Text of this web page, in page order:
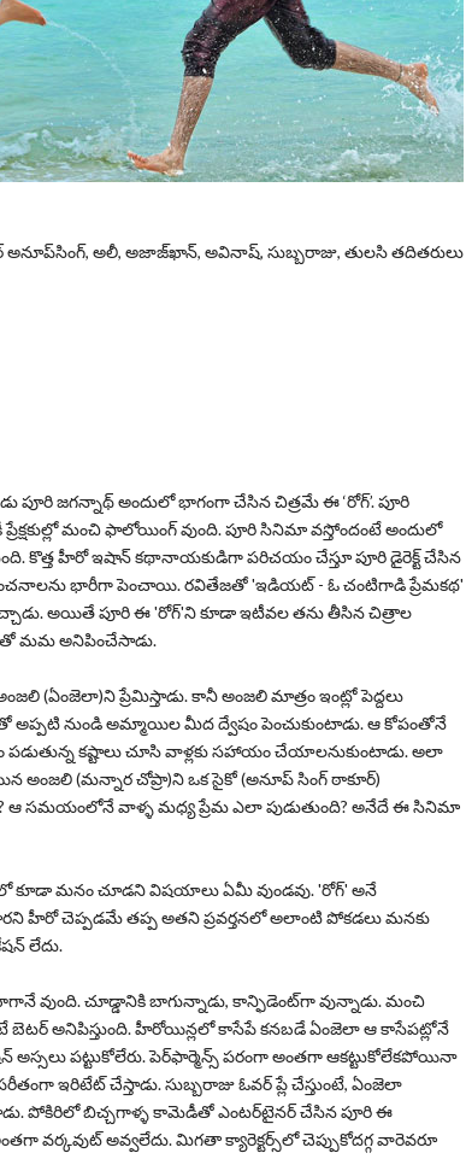
అలీ, అజాజ్‌ఖాన్, అవినాష్, సుబ్బరాజు, తులసి తదితరులు
పూరి జగన్నాథ్ అందులో భాగంగా చేసిన చిత్రమే ఈ ‘రోగ్’. పూరి
మంచి ఫాలోయింగ్‌ వుంది. పూరి సినిమా వస్తోందంటే అందులో
కొత్త హీరో ఇషాన్‌ కథానాయకుడిగా పరిచయం చేస్తూ పూరి డైరెక్ట్‌ చేసిన
అంచనాలను భారీగా పెంచాయి. రవితేజతో 'ఇడియట్‌ - ఓ చంటిగాడి ప్రేమకథ'
అయితే పూరి ఈ 'రోగ్‌'ని కూడా ఇటీవల తను తీసిన చిత్రాల
మమ అనిపించేసాడు.
(ఏంజెలా)ని ప్రేమిస్తాడు. కానీ అంజలి మాత్రం ఇంట్లో పెద్దలు
దాంతో అప్పటి నుండి అమ్మాయిల మీద ద్వేషం పెంచుకుంటాడు. ఆ కోపంతోనే
కష్టాలు చూసి వాళ్లకు సహాయం చేయాలనుకుంటాడు. అలా
(మన్నార చోప్రా)ని ఒక సైకో (అనూప్ సింగ్ ఠాకూర్)
ఆ సమయంలోనే వాళ్ళ మధ్య ప్రేమ ఎలా పుడుతుంది? అనేదే ఈ సినిమా
కూడా మనం చూడని విషయాలు ఏమీ వుండవు. 'రోగ్‌' అనే
హీరో చెప్పడమే తప్ప అతని ప్రవర్తనలో అలాంటి పోకడలు మనకు
లేదు.
వుంది. చూడ్డానికి బాగున్నాడు, కాన్ఫిడెంట్‌గా వున్నాడు. మంచి
బెటర్‌ అనిపిస్తుంది. హీరోయిన్లలో కాసేపే కనబడే ఏంజెలా ఆ కాసేపట్లోనే
పట్టుకోలేరు. పెర్‌ఫార్మెన్స్‌ పరంగా అంతగా ఆకట్టుకోలేకపోయినా
ఇరిటేట్‌ చేస్తాడు. సుబ్బరాజు ఓవర్‌ ప్లే చేస్తుంటే, ఏంజెలా
పోకిరిలో బిచ్చగాళ్ళ కామెడీతో ఎంటర్‌టైనర్‌ చేసిన పూరి ఈ
అవ్వలేదు. మిగతా క్యారెక్టర్స్‌లో చెప్పుకోదగ్గ వారెవరూ